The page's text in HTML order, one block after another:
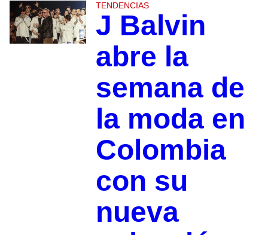
TENDENCIAS
J Balvin
abre la
semana de
la moda en
Colombia
con su
nueva